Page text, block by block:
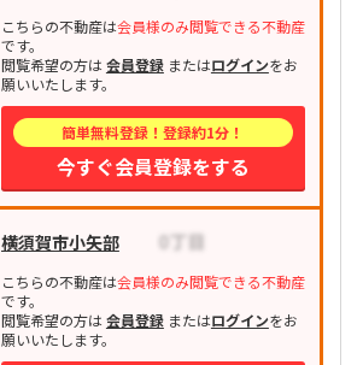
こちらの不動産は会員様のみ閲覧できる不動産
です。
閲覧希望の方は会員登録またはログインをお
願いいたします。
簡単無料登録！登録約1分！
今すぐ会員登録をする
横須賀市小矢部
こちらの不動産は会員様のみ閲覧できる不動産
です。
閲覧希望の方は会員登録またはログインをお
願いいたします。